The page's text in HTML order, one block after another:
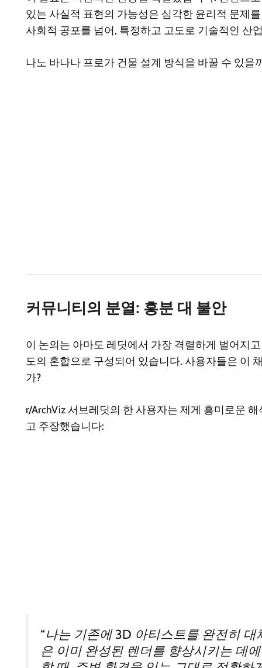
있는 사실적 표현의 가능성은 심각한 윤리적 문제
사회적 공포를 넘어, 특정하고 고도로 기술적인 산
나노 바나나 프로가 건물 설계 방식을 바꿀 수 있
커뮤니티의 분열: 흥분 대 불안
이 논의는 아마도 레딧에서 가장 격렬하게 벌어지
도의 혼합으로 구성되어 있습니다. 사용자들은 이
가?
r/ArchViz 서브레딧의 한 사용자는 제게 흥미로운
고 주장했습니다:
“나는 기존에 3D 아티스트를 완전히
은 이미 완성된 렌더를 향상시키는 데